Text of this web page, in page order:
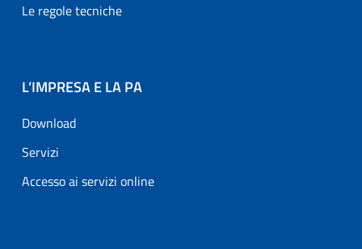
Le regole tecniche
L’IMPRESA E LA PA
Download
Servizi
Accesso ai servizi online